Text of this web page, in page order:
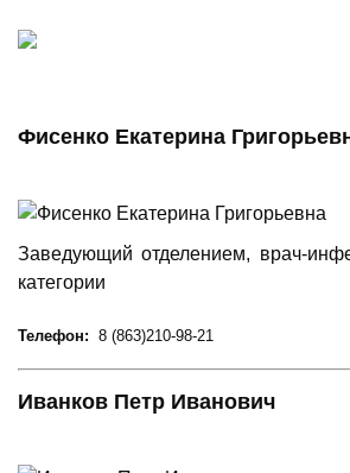
Фисенко Екатерина
Заведующий отделением, врач-
категории
Телефон: 8 (863)210-98-21
Иванков Петр Иванович